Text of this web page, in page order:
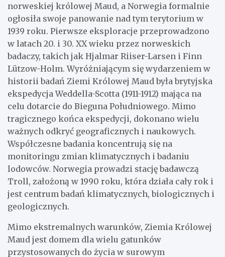
norweskiej królowej Maud, a Norwegia formalnie
ogłosiła swoje panowanie nad tym terytorium w
1939 roku. Pierwsze eksploracje przeprowadzono
w latach 20. i 30. XX wieku przez norweskich
badaczy, takich jak Hjalmar Riiser-Larsen i Finn
Lützow-Holm. Wyróżniającym się wydarzeniem w
historii badań Ziemi Królowej Maud była brytyjska
ekspedycja Weddella-Scotta (1911-1912) mająca na
celu dotarcie do Bieguna Południowego. Mimo
tragicznego końca ekspedycji, dokonano wielu
ważnych odkryć geograficznych i naukowych.
Współczesne badania koncentrują się na
monitoringu zmian klimatycznych i badaniu
lodowców. Norwegia prowadzi stację badawczą
Troll, założoną w 1990 roku, która działa cały rok i
jest centrum badań klimatycznych, biologicznych i
geologicznych.
Mimo ekstremalnych warunków, Ziemia Królowej
Maud jest domem dla wielu gatunków
przystosowanych do życia w surowym